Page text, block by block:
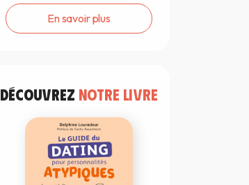
En savoir plus
DÉCOUVREZ NOTRE LIVRE